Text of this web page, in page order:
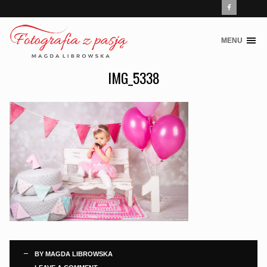
Skip
MENU
IMG_5338
BYMAGDA LIBROWSKA